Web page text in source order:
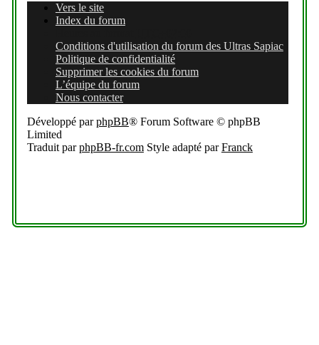
Vers le site
Index du forum
Conditions d'utilisation du forum des Ultras Sapiac
Politique de confidentialité
Supprimer les cookies du forum
L’équipe du forum
Nous contacter
Développé parphpBB® Forum Software © phpBB
Limited
Traduit parphpBB-fr.comStyle adapté parFranck